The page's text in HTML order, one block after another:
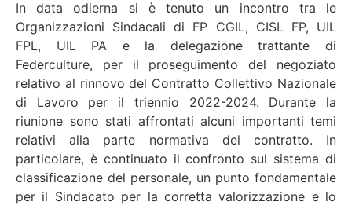
In data odierna si è tenuto un incontro tra le
Organizzazioni Sindacali di FP CGIL, CISL FP, UIL
FPL, UIL PA e la delegazione trattante di
Federculture, per il proseguimento del negoziato
relativo al rinnovo del Contratto Collettivo Nazionale
di Lavoro per il triennio 2022-2024. Durante la
riunione sono stati affrontati alcuni importanti temi
relativi alla parte normativa del contratto. In
particolare, è continuato il confronto sul sistema di
classificazione del personale, un punto fondamentale
per il Sindacato per la corretta valorizzazione e lo